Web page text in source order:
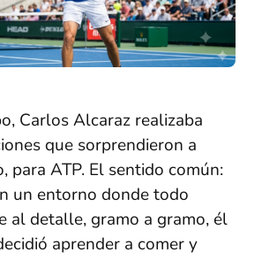
Carlos Alcaraz realizaba
que sorprendieron a
para ATP. El sentido común:
un entorno donde todo
al detalle, gramo a gramo, él
aprender a comer y